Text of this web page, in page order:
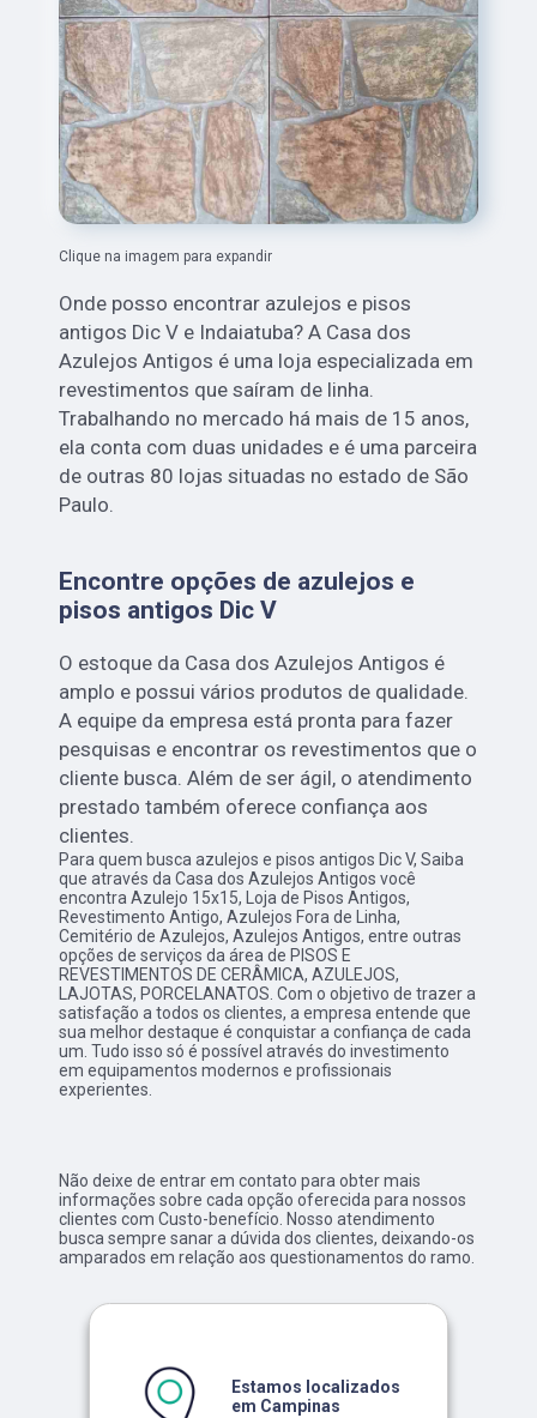
Clique na imagem para expandir
Onde posso encontrar azulejos e pisos
antigos Dic V e Indaiatuba? A Casa dos
Azulejos Antigos é uma loja especializada em
revestimentos que saíram de linha.
Trabalhando no mercado há mais de 15 anos,
ela conta com duas unidades e é uma parceira
de outras 80 lojas situadas no estado de São
Paulo.
Encontre opções de azulejos e
pisos antigos Dic V
O estoque da Casa dos Azulejos Antigos é
amplo e possui vários produtos de qualidade.
A equipe da empresa está pronta para fazer
pesquisas e encontrar os revestimentos que o
cliente busca. Além de ser ágil, o atendimento
prestado também oferece confiança aos
clientes.
Para quem busca azulejos e pisos antigos Dic V, Saiba
que através da Casa dos Azulejos Antigos você
encontra Azulejo 15x15, Loja de Pisos Antigos,
Revestimento Antigo, Azulejos Fora de Linha,
Cemitério de Azulejos, Azulejos Antigos, entre outras
opções de serviços da área de PISOS E
REVESTIMENTOS DE CERÂMICA, AZULEJOS,
LAJOTAS, PORCELANATOS. Com o objetivo de trazer a
satisfação a todos os clientes, a empresa entende que
sua melhor destaque é conquistar a confiança de cada
um. Tudo isso só é possível através do investimento
em equipamentos modernos e profissionais
experientes.
Não deixe de entrar em contato para obter mais
informações sobre cada opção oferecida para nossos
clientes com Custo-benefício. Nosso atendimento
busca sempre sanar a dúvida dos clientes, deixando-os
amparados em relação aos questionamentos do ramo.
Estamos localizados
em Campinas